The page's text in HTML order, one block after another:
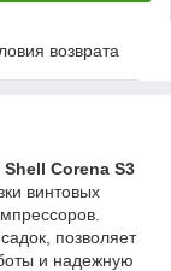
возврата
Shell Corena S3
винтовых
позволяет
и надежную